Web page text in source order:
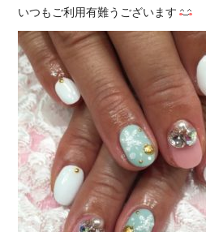
いつもご利用有難うございます